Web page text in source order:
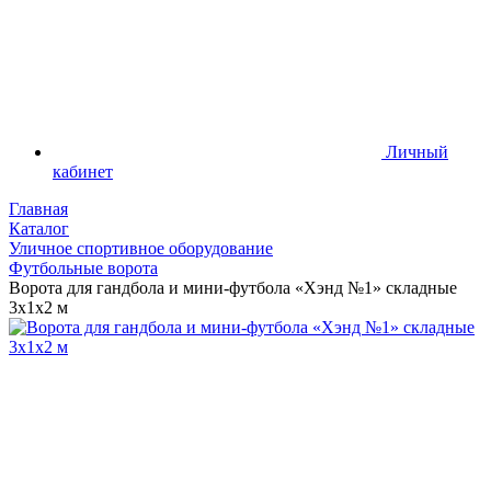
Личный
кабинет
Главная
Каталог
Уличное спортивное оборудование
Футбольные ворота
Ворота для гандбола и мини-футбола «Хэнд №1» складные
3х1х2 м